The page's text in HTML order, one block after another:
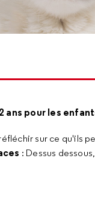
ans pour les
sur ce qu'ils
: Dessus